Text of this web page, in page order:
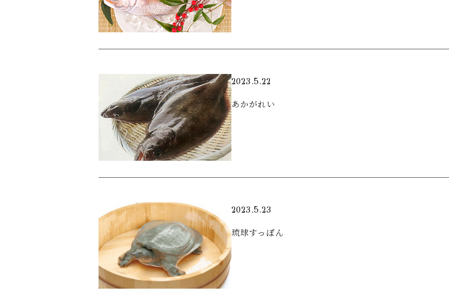
2023.5.22
あかがれい
2023.5.23
琉球すっぽん